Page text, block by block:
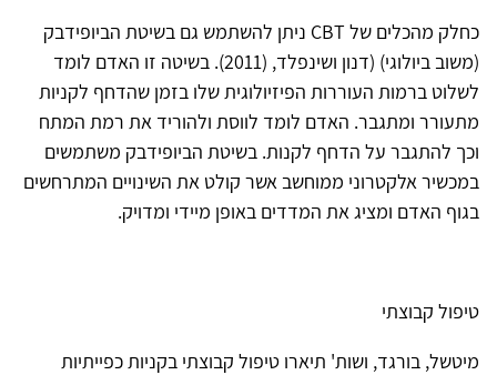
כחלק מהכלים של CBT ניתן להשתמש גם בשיטת הביופידבק
(משוב ביולוגי) (דנון ושינפלד, (2011). בשיטה זו האדם לומד
לשלוט ברמות העוררות הפיזיולוגית שלו בזמן שהדחף לקניות
מתעורר ומתגבר. האדם לומד לווסת ולהוריד את רמת המתח
וכך להתגבר על הדחף לקנות. בשיטת הביופידבק משתמשים
במכשיר אלקטרוני ממוחשב אשר קולט את השינויים המתרחשים
בגוף האדם ומציג את המדדים באופן מיידי ומדויק.
טיפול קבוצתי
מיטשל, בורגד, ושות' תיארו טיפול קבוצתי בקניות כפייתיות